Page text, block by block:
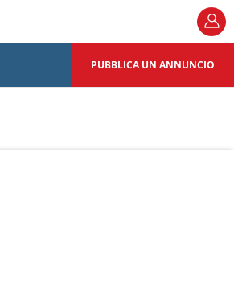
PUBBLICA UN ANNUNCIO